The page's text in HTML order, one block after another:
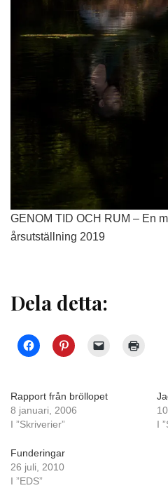
GENOM TID OCH RUM – En
årsutställning 2019
Dela detta:
Rapport från bröllopet
8 januari, 2006
I ”Skriverier”
I
Funderingar
26 juli, 2010
I ”EDS”